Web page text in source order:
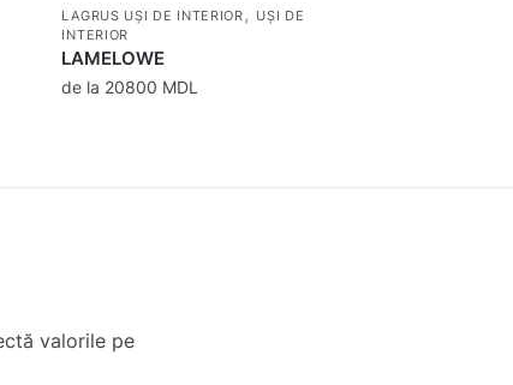
LAGRUS UȘI DE INTERIOR, UȘI DE
INTERIOR
LAMELOWE
de la 20800 MDL
valorile pe